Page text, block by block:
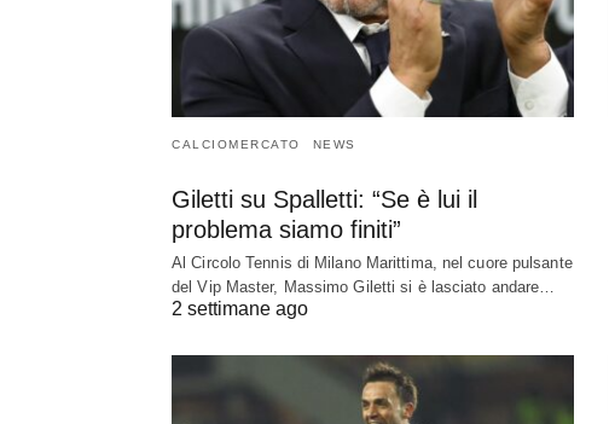
CALCIOMERCATO NEWS
Giletti su Spalletti: “Se è lui il
problema siamo finiti”
Al Circolo Tennis di Milano Marittima, nel cuore pulsante
del Vip Master, Massimo Giletti si è lasciato andare…
2 settimane ago